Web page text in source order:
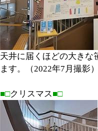
天井に届くほどの大きな
ます。（2022年7月撮影
■□クリスマス■□